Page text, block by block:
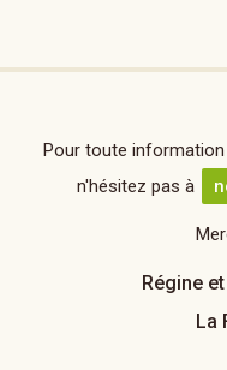
Pour toute
n'hésitez pas à
Régine
La